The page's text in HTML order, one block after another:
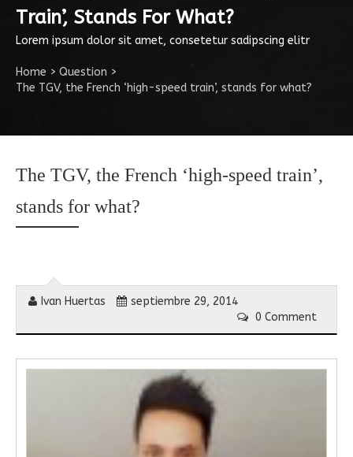
Train’, Stands For What?
Lorem ipsum dolor sit amet, consetetur sadipscing elitr
Home > Question >
The TGV, the French ‘high-speed train’, stands for what?
The TGV, the French ‘high-speed train’,
stands for what?
Ivan Huertas
septiembre 29, 2014
0 Comment